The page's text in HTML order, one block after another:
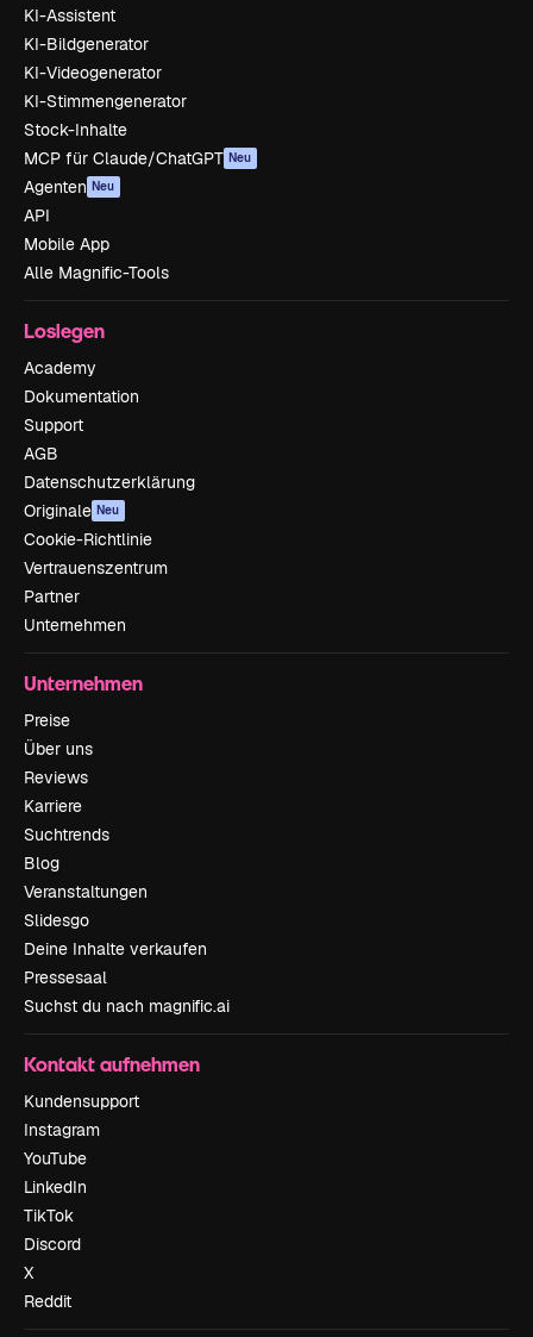
KI-Assistent
KI-Bildgenerator
KI-Videogenerator
KI-Stimmengenerator
Stock-Inhalte
MCP für Claude/ChatGPT Neu
Agenten Neu
API
Mobile App
Alle Magnific-Tools
Loslegen
Academy
Dokumentation
Support
AGB
Datenschutzerklärung
Originale Neu
Cookie-Richtlinie
Vertrauenszentrum
Partner
Unternehmen
Unternehmen
Preise
Über uns
Reviews
Karriere
Suchtrends
Blog
Veranstaltungen
Slidesgo
Deine Inhalte verkaufen
Pressesaal
Suchst du nach magnific.ai
Kontakt aufnehmen
Kundensupport
Instagram
YouTube
LinkedIn
TikTok
Discord
X
Reddit